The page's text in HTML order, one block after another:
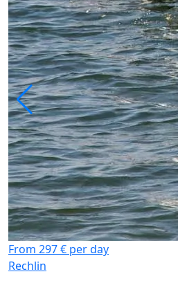
From 297 € per day
Rechlin